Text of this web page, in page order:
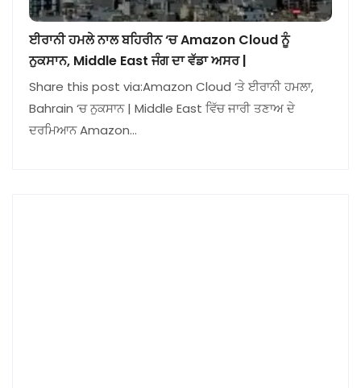
ਈਰਾਨੀ ਹਮਲੇ ਨਾਲ ਬਹਿਰੀਨ ‘ਚ Amazon Cloud ਨੂੰ
ਨੁਕਸਾਨ, Middle East ਜੰਗ ਦਾ ਵੱਡਾ ਅਸਰ |
Share this post via:Amazon Cloud ‘ਤੇ ਈਰਾਨੀ ਹਮਲਾ,
Bahrain ‘ਚ ਨੁਕਸਾਨ | Middle East ਵਿੱਚ ਜਾਰੀ ਤਣਾਅ ਦੇ
ਦਰਮਿਆਨ Amazon…